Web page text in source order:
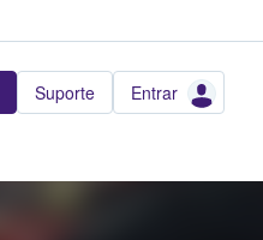
Suporte Entrar